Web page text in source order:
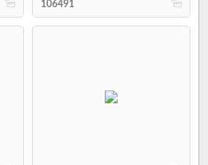
b b
106491